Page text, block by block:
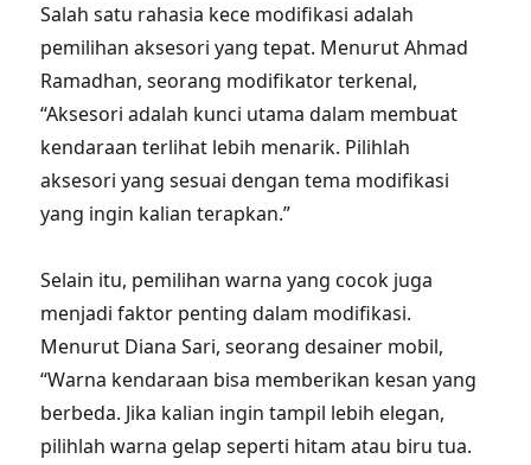
Salah satu rahasia kece modifikasi adalah
pemilihan aksesori yang tepat. Menurut Ahmad
Ramadhan, seorang modifikator terkenal,
“Aksesori adalah kunci utama dalam membuat
kendaraan terlihat lebih menarik. Pilihlah
aksesori yang sesuai dengan tema modifikasi
yang ingin kalian terapkan.”
Selain itu, pemilihan warna yang cocok juga
menjadi faktor penting dalam modifikasi.
Menurut Diana Sari, seorang desainer mobil,
“Warna kendaraan bisa memberikan kesan yang
berbeda. Jika kalian ingin tampil lebih elegan,
pilihlah warna gelap seperti hitam atau biru tua.